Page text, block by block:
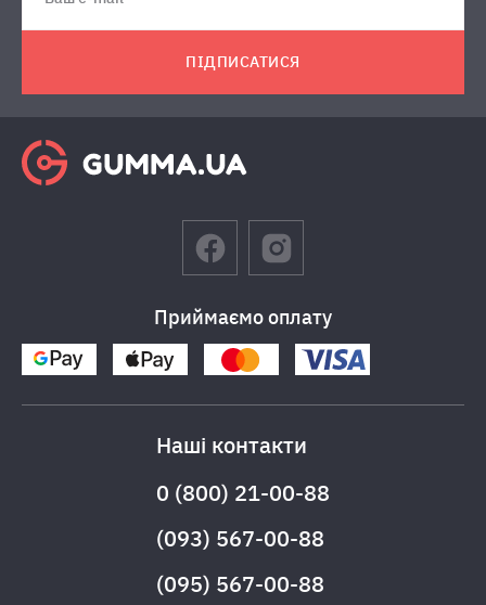
ПІДПИСАТИСЯ
Приймаємо оплату
Наші контакти
0 (800) 21-00-88
(093) 567-00-88
(095) 567-00-88